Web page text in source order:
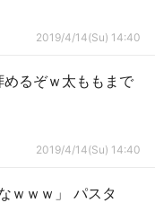
2019/4/14(Su) 14:40
めるぞｗ太ももまで
2019/4/14(Su) 14:40
ｗｗｗ」 パスタ